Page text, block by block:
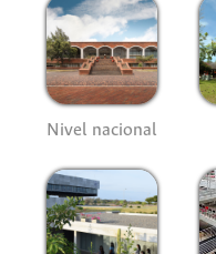
Nivel nacional